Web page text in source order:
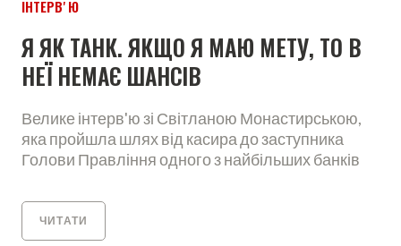
ІНТЕРВʼЮ
Я ЯК ТАНК. ЯКЩО Я МАЮ МЕТУ, ТО В
НЕЇ НЕМАЄ ШАНСІВ
Велике інтерв'ю зі Світланою Монастирською,
яка пройшла шлях від касира до заступника
Голови Правління одного з найбільших банків
ЧИТАТИ